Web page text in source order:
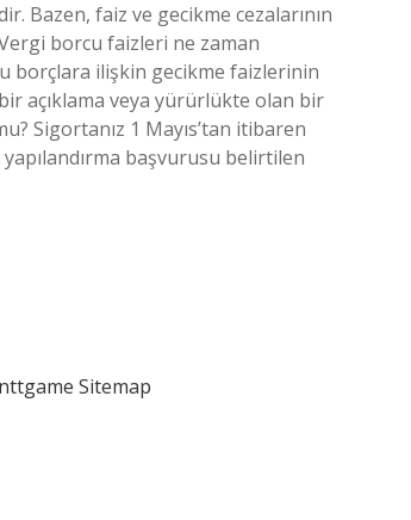
Bazen, faiz ve gecikme cezalarının
borcu faizleri ne zaman
borçlara ilişkin gecikme faizlerinin
açıklama veya yürürlükte olan bir
Sigortanız 1 Mayıs’tan itibaren
başvurusu belirtilen
nttgame Sitemap